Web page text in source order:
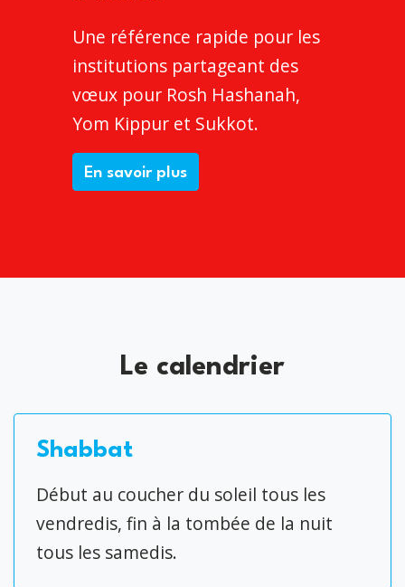
Une référence rapide pour les
institutions partageant des
vœux pour Rosh Hashanah,
Yom Kippur et Sukkot.
En savoir plus
Le calendrier
Shabbat
Début au coucher du soleil tous les
vendredis, fin à la tombée de la nuit
tous les samedis.